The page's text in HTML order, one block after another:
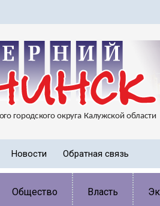
Новости Обратная связь
Общество Власть